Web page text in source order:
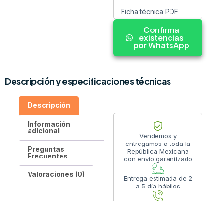
Ficha técnica PDF
Confirma
existencias
por WhatsApp
Descripción y especificaciones técnicas
Descripción
Información
adicional
Preguntas
Frecuentes
Valoraciones (0)
Vendemos y
entregamos a toda la
República Mexicana
con envío garantizado
Entrega estimada de 2
a 5 día hábiles